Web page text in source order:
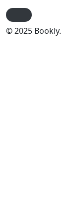
© 2025 Bookly.